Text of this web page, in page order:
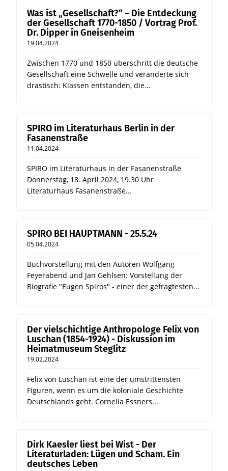
Was ist „Gesellschaft?“ − Die Entdeckung
der Gesellschaft 1770-1850 / Vortrag Prof.
Dr. Dipper in Gneisenheim
19.04.2024
Zwischen 1770 und 1850 überschritt die deutsche
Gesellschaft eine Schwelle und veränderte sich
drastisch: Klassen entstanden, die...
SPIRO im Literaturhaus Berlin in der
Fasanenstraße
11.04.2024
SPIRO im Literaturhaus in der Fasanenstraße
Donnerstag, 18. April 2024, 19.30 Uhr
Literaturhaus Fasanenstraße...
SPIRO BEI HAUPTMANN - 25.5.24
05.04.2024
Buchvorstellung mit den Autoren Wolfgang
Feyerabend und Jan Gehlsen: Vorstellung der
Biografie "Eugen Spiros" - einer der gefragtesten...
Der vielschichtige Anthropologe Felix von
Luschan (1854-1924) - Diskussion im
Heimatmuseum Steglitz
19.02.2024
Felix von Luschan ist eine der umstrittensten
Figuren, wenn es um die koloniale Geschichte
Deutschlands geht. Cornelia Essners...
Dirk Kaesler liest bei Wist - Der
Literaturladen: Lügen und Scham. Ein
deutsches Leben